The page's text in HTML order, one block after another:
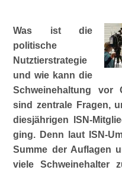
Was ist die
politische
Nutztierstrategie
und wie kann die
Schweinehaltung vor
sind zentrale Fragen,
diesjährigen ISN-
ging. Denn laut ISN-
Summe der Auflagen
viele Schweinehalter